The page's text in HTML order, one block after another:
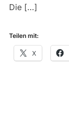
Die […]
Teilen mit:
X